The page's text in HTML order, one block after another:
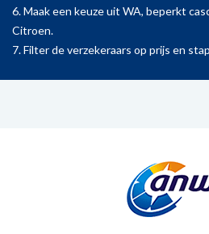
6. Maak een keuze uit WA, beperkt
Citroen.
7. Filter de verzekeraars op prijs en